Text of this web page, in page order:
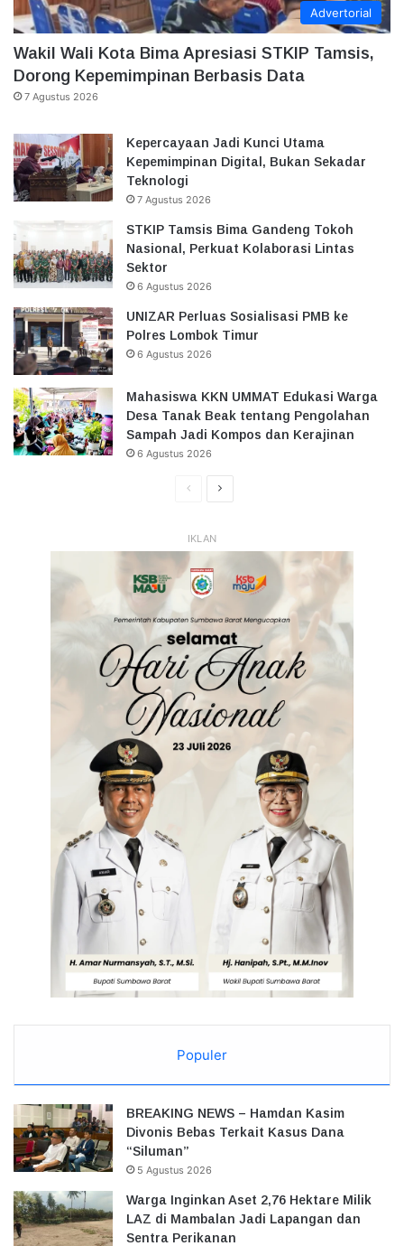
Advertorial
Wakil Wali Kota Bima Apresiasi STKIP Tamsis,
Dorong Kepemimpinan Berbasis Data
7 Agustus 2026
Kepercayaan Jadi Kunci Utama
Kepemimpinan Digital, Bukan Sekadar
Teknologi
7 Agustus 2026
STKIP Tamsis Bima Gandeng Tokoh
Nasional, Perkuat Kolaborasi Lintas
Sektor
6 Agustus 2026
UNIZAR Perluas Sosialisasi PMB ke
Polres Lombok Timur
6 Agustus 2026
Mahasiswa KKN UMMAT Edukasi Warga
Desa Tanak Beak tentang Pengolahan
Sampah Jadi Kompos dan Kerajinan
6 Agustus 2026
HalamanHalaman
IKLAN
Populer
BREAKING NEWS – Hamdan Kasim
Divonis Bebas Terkait Kasus Dana
“Siluman”
5 Agustus 2026
Warga Inginkan Aset 2,76 Hektare Milik
LAZ di Mambalan Jadi Lapangan dan
Sentra Perikanan